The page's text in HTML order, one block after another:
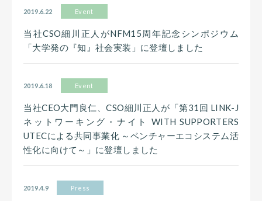
2019.6.22 Event
当社CSO細川正人がNFM15周年記念シンポジウム
「大学発の『知』社会実装」に登壇しました
2019.6.18 Event
当社CEO大門良仁、CSO細川正人が「第31回 LINK-J
ネットワーキング・ナイト WITH SUPPORTERS
UTECによる共同事業化 ～ベンチャーエコシステム活
性化に向けて～」に登壇しました
2019.4.9 Press